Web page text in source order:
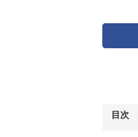
目次